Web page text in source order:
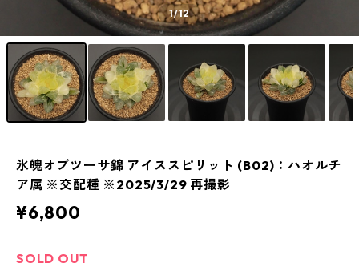
1/12
氷魄オブツーサ錦 アイススピリット (B02)：ハオルチ
ア属 ※交配種 ※2025/3/29 再撮影
¥6,800
SOLD OUT